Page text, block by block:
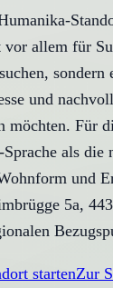
allem für
sondern
und
möchten. Für
als die
und
5a,
startenZur